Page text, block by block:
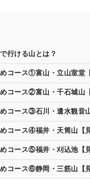
行ける山とは？
コース①富山・立山室堂
コース②富山・千石城山
コース③石川・遣水観音
コース④福井・天筒山【
コース⑤福井・刈込池【
コース⑥静岡・三筋山【